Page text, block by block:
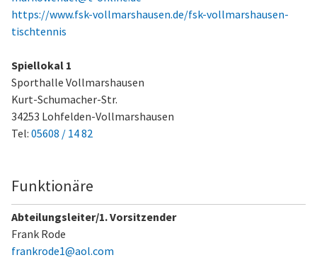
https://www.fsk-vollmarshausen.de/fsk-vollmarshausen-
tischtennis
Spiellokal 1
Sporthalle Vollmarshausen
Kurt-Schumacher-Str.
34253 Lohfelden-Vollmarshausen
Tel: 05608 / 14 82
Funktionäre
Abteilungsleiter/1. Vorsitzender
Frank Rode
frankrode1@aol.com